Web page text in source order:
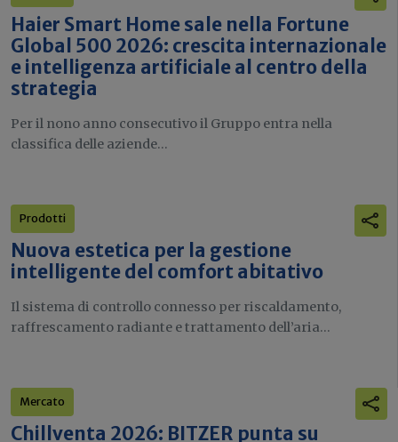
Haier Smart Home sale nella Fortune
Global 500 2026: crescita internazionale
e intelligenza artificiale al centro della
strategia
Per il nono anno consecutivo il Gruppo entra nella
classifica delle aziende...
Prodotti
Nuova estetica per la gestione
intelligente del comfort abitativo
Il sistema di controllo connesso per riscaldamento,
raffrescamento radiante e trattamento dell’aria...
Mercato
Chillventa 2026: BITZER punta su